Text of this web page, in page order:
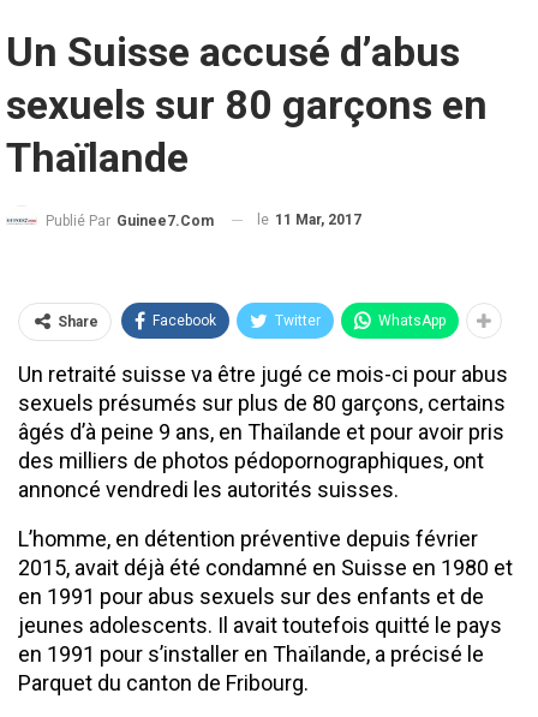
Un Suisse accusé d’abus
sexuels sur 80 garçons en
Thaïlande
Publié Par Guinee7.com le 11 Mar, 2017
Share Facebook Twitter WhatsApp
Un retraité suisse va être jugé ce mois-ci pour abus
sexuels présumés sur plus de 80 garçons, certains
âgés d’à peine 9 ans, en Thaïlande et pour avoir pris
des milliers de photos pédopornographiques, ont
annoncé vendredi les autorités suisses.
L’homme, en détention préventive depuis février
2015, avait déjà été condamné en Suisse en 1980 et
en 1991 pour abus sexuels sur des enfants et de
jeunes adolescents. Il avait toutefois quitté le pays
en 1991 pour s’installer en Thaïlande, a précisé le
Parquet du canton de Fribourg.